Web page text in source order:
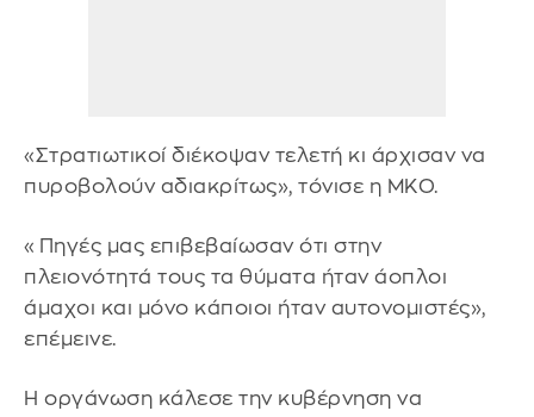
«Στρατιωτικοί διέκοψαν τελετή κι άρχισαν να
πυροβολούν αδιακρίτως», τόνισε η ΜΚΟ.
«Πηγές μας επιβεβαίωσαν ότι στην
πλειονότητά τους τα θύματα ήταν άοπλοι
άμαχοι και μόνο κάποιοι ήταν αυτονομιστές»,
επέμεινε.
Η οργάνωση κάλεσε την κυβέρνηση να